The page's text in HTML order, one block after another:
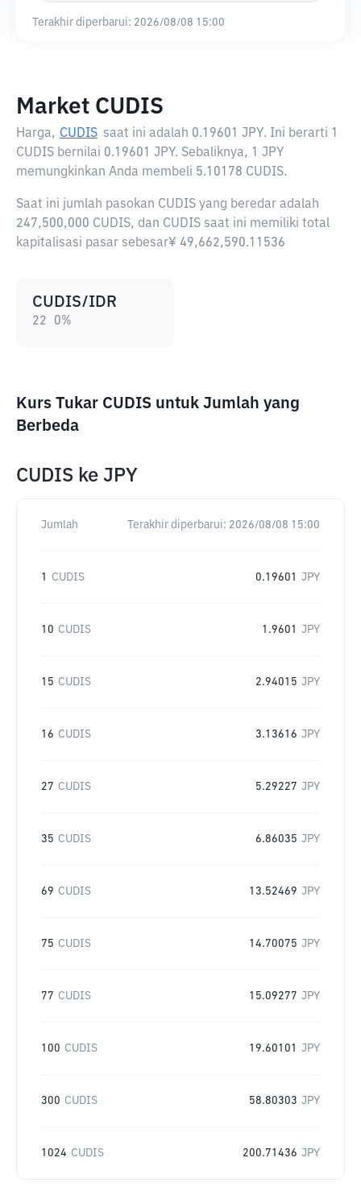
Terakhir diperbarui: 2026/08/08 15:00
Market CUDIS
Harga, CUDIS saat ini adalah 0.19601 JPY. Ini berarti 1
CUDIS bernilai 0.19601 JPY. Sebaliknya, 1 JPY
memungkinkan Anda membeli 5.10178 CUDIS.
Saat ini jumlah pasokan CUDIS yang beredar adalah
247,500,000 CUDIS, dan CUDIS saat ini memiliki total
kapitalisasi pasar sebesar¥ 49,662,590.11536
CUDIS/IDR
22 0%
Kurs Tukar CUDIS untuk Jumlah yang
Berbeda
CUDIS ke JPY
Jumlah Terakhir diperbarui: 2026/08/08 15:00
1 CUDIS 0.19601 JPY
10 CUDIS 1.9601 JPY
15 CUDIS 2.94015 JPY
16 CUDIS 3.13616 JPY
27 CUDIS 5.29227 JPY
35 CUDIS 6.86035 JPY
69 CUDIS 13.52469 JPY
75 CUDIS 14.70075 JPY
77 CUDIS 15.09277 JPY
100 CUDIS 19.60101 JPY
300 CUDIS 58.80303 JPY
1024 CUDIS 200.71436 JPY